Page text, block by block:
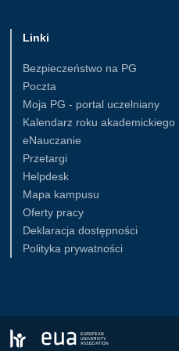
Linki
Bezpieczeństwo na PG
Poczta
Moja PG - portal uczelniany
Kalendarz roku akademickiego
eNauczanie
Przetargi
Helpdesk
Mapa kampusu
Oferty pracy
Deklaracja dostępności
Polityka prywatności